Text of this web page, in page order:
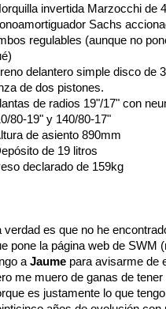
invertida Marzocchi de
Sachs
regulables (aunque no
delantero simple disco de
de dos pistones.
de radios 19"/17" con
80-19" y 140/80-17"
de asiento 890mm
de 19 litros
declarado de 159kg
verdad es que no he
pone la página web de SWM
a Jaume para avisarme de
me muero de ganas de
es justamente lo que